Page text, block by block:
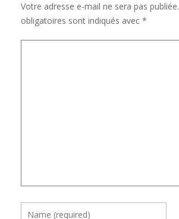
Votre adresse e-mail ne sera pas publiée.
obligatoires sont indiqués avec *